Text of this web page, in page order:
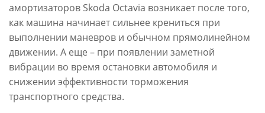
амортизаторов Skoda Octavia возникает после того,
как машина начинает сильнее крениться при
выполнении маневров и обычном прямолинейном
движении. А еще – при появлении заметной
вибрации во время остановки автомобиля и
снижении эффективности торможения
транспортного средства.